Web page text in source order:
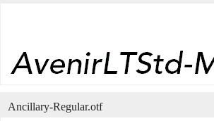
Ancillary-Regular.otf